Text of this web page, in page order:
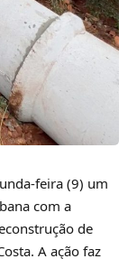
feira (9) um
com a
de
A ação faz